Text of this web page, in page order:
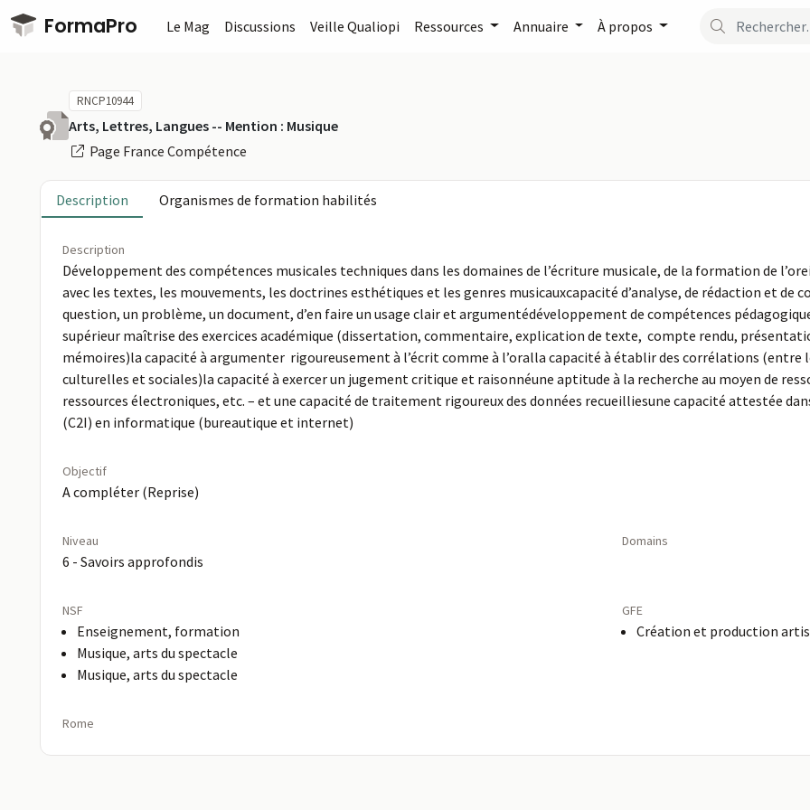
Passer au contenu principal
FormaPro Le Mag Discussions Veille Qualiopi Ressources Annuaire À propos
RNCP10944
Arts, Lettres, Langues -- Mention : Musique
Page France Compétence
Description Organismes de formation habilités
Description
Développement des compétences musicales techniques dans les domaines de l’écriture musicale, de la formation de
avec les textes, les mouvements, les doctrines esthétiques et les genres musicauxcapacité d’analyse, de rédaction et
question, un problème, un document, d’en faire un usage clair et argumentédéveloppement de compétences
supérieur maîtrise des exercices académique (dissertation, commentaire, explication de texte, compte rendu,
mémoires)la capacité à argumenter rigoureusement à l’écrit comme à l’oralla capacité à établir des corrélations (entre
culturelles et sociales)la capacité à exercer un jugement critique et raisonnéune aptitude à la recherche au moyen de
ressources électroniques, etc. – et une capacité de traitement rigoureux des données recueilliesune capacité attestée
(C2I) en informatique (bureautique et internet)
Objectif
A compléter (Reprise)
Niveau
6 - Savoirs approfondis
Domains
NSF
Enseignement, formation
Musique, arts du spectacle
Musique, arts du spectacle
GFE
Création et production
Rome